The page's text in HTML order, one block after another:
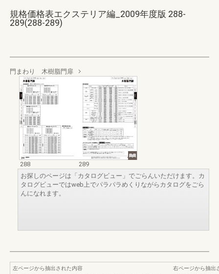
規格価格表エクステリア編_2009年度版 288-
289(288-289)
門まわり 木樹脂門扉
288
289
お探しのページは「カタログビュー」でごらんいただけます。カ
タログビューではweb上でパラパラめくりながらカタログをごら
んになれます。
左ページから抽出された内容
右ページから抽出